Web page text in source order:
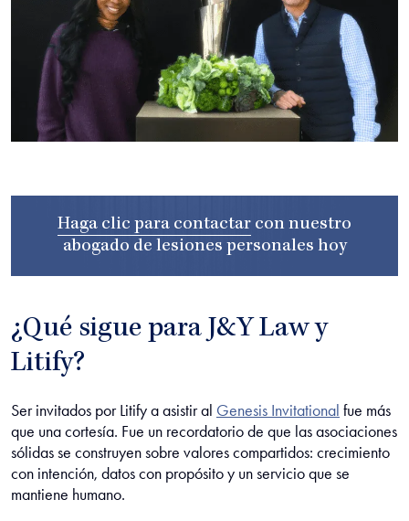
Haga clic para contactar con nuestro
abogado de lesiones personales hoy
¿Qué sigue para J&Y Law y
Litify?
Ser invitados por Litify a asistir al Genesis Invitational fue más
que una cortesía. Fue un recordatorio de que las asociaciones
sólidas se construyen sobre valores compartidos: crecimiento
con intención, datos con propósito y un servicio que se
mantiene humano.